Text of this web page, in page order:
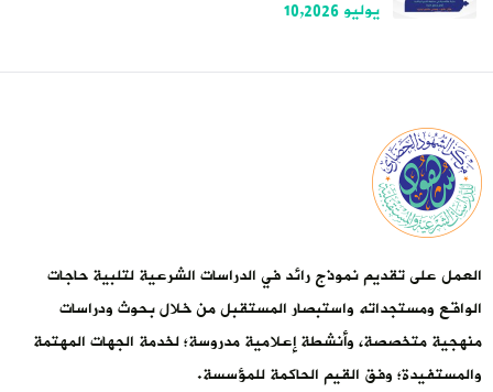
يوليو 10,2026
العمل على تقديم نموذج رائد في الدراسات الشرعية لتلبية حاجات
الواقع ومستجداته واستبصار المستقبل من خلال بحوث ودراسات
منهجية متخصصة، وأنشطة إعلامية مدروسة؛ لخدمة الجهات المهتمة
والمستفيدة؛ وفق القيم الحاكمة للمؤسسة.